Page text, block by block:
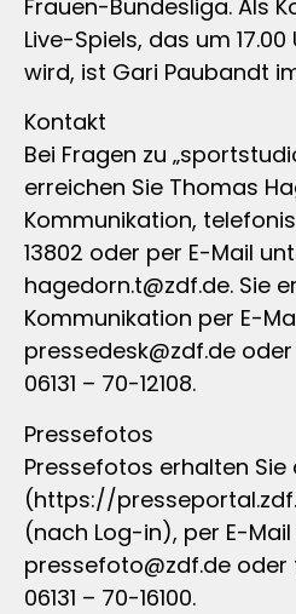
Frauen-Bundesliga. Als
Live-Spiels, das um
wird, ist Gari Paubandt
Kontakt
Bei Fragen zu
erreichen Sie Thomas
Kommunikation,
13802 oder per E-Mail
hagedorn.t@zdf.de. Sie
Kommunikation per E-
pressedesk@zdf.de
06131 – 70-12108.
Pressefotos
Pressefotos erhalten Sie
(https://
(nach Log-in), per E-
pressefoto@zdf.de oder
06131 – 70-16100.